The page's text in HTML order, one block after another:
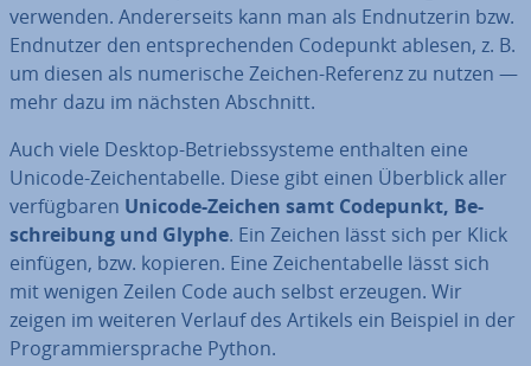
verwenden. An­de­rer­seits kann man als End­nut­ze­rin bzw.
Endnutzer den ent­spre­chen­den Codepunkt ablesen, z. B.
um diesen als nu­me­ri­sche Zeichen-Referenz zu nutzen —
mehr dazu im nächsten Abschnitt.
Auch viele Desktop-Be­triebs­sys­te­me enthalten eine
Unicode-Zei­chen­ta­bel­le. Diese gibt einen Überblick aller
ver­füg­ba­ren Unicode-Zeichen samt Codepunkt, Be­
schrei­bung und Glyphe. Ein Zeichen lässt sich per Klick
einfügen, bzw. kopieren. Eine Zei­chen­ta­bel­le lässt sich
mit wenigen Zeilen Code auch selbst erzeugen. Wir
zeigen im weiteren Verlauf des Artikels ein Beispiel in der
Pro­gram­mier­spra­che Python.